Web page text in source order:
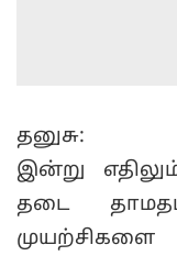
தனுசு:
இன்று
தடை
முயற்சிகளை